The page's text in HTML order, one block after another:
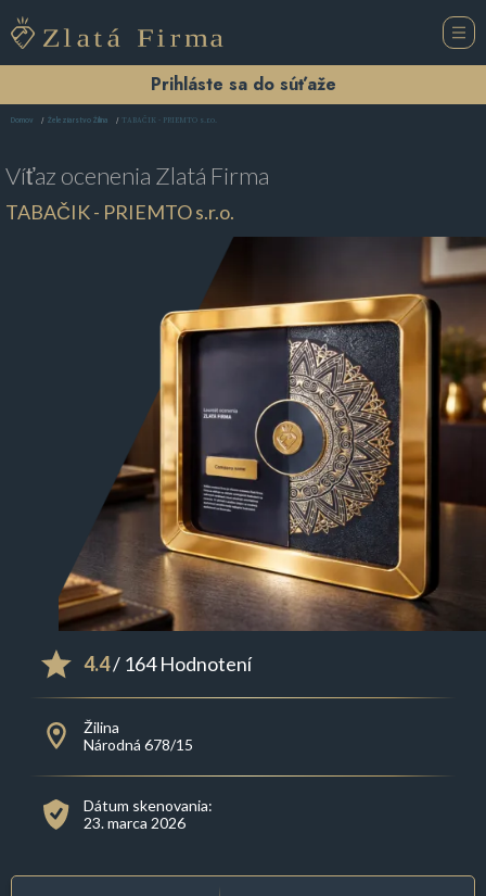
Prihláste sa do súťaže
Domov Železiarstvo Žilina TABAČIK - PRIEMTO s.r.o.
Víťaz ocenenia Zlatá Firma
TABAČIK - PRIEMTO s.r.o.
4.4/ 164 Hodnotení
Žilina
Národná 678/15
Dátum skenovania:
23. marca 2026